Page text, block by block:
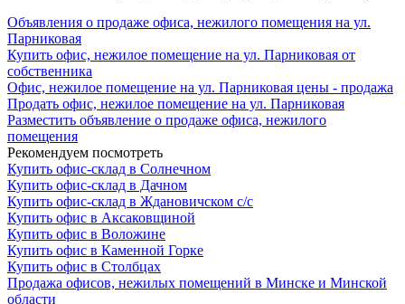
Объявления о продаже офиса, нежилого помещения на ул.
Парниковая
Купить офис, нежилое помещение на ул. Парниковая от
собственника
Офис, нежилое помещение на ул. Парниковая цены - продажа
Продать офис, нежилое помещение на ул. Парниковая
Разместить объявление о продаже офиса, нежилого
помещения
Рекомендуем посмотреть
Купить офис-склад в Солнечном
Купить офис-склад в Дачном
Купить офис-склад в Ждановичском с/с
Купить офис в Аксаковщиной
Купить офис в Воложине
Купить офис в Каменной Горке
Купить офис в Столбцах
Продажа офисов, нежилых помещений в Минске и Минской
области